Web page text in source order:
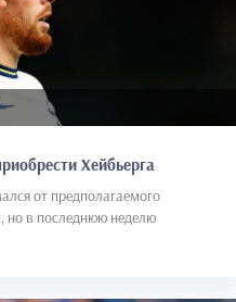
Хейбьерга
от предполагаемого
но в последнюю неделю